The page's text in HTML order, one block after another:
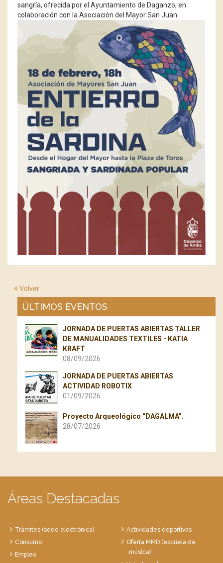
sangría, ofrecida por el Ayuntamiento de Daganzo, en
colaboración con la Asociación del Mayor San Juan.
Volver
ÚLTIMOS EVENTOS
JORNADA DE PUERTAS ABIERTAS TALLER
DE MANUALIDADES TEXTILES - KATIA
KRAFT
08/09/2026
JORNADA DE PUERTAS ABIERTAS
ACTIVIDAD ROBOTIX
01/09/2026
Proyecto Arqueológico “DAGALMA”.
28/07/2026
Áreas Destacadas
Trámites (sede electrónica)
Consumo
Empleo
Actividades deportivas
Oferta MMD (escuela de
música)